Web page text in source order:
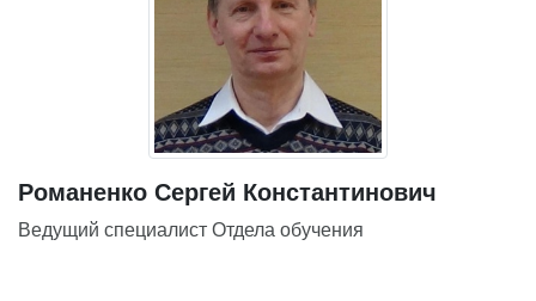
Романенко Сергей Константинович
Ведущий специалист Отдела обучения